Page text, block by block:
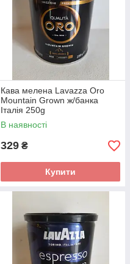
Кава мелена Lavazza Oro
Mountain Grown ж/банка
Італія 250g
В наявності
329 ₴
Купити